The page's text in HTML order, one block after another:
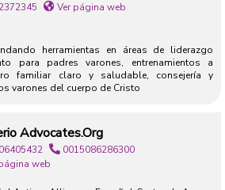
Ver página web
herramientas en áreas de liderazgo
para padres varones, entrenamientos a
familiar claro y saludable, consejería y
varones del cuerpo de Cristo
Advocates.org
0015086286300
web